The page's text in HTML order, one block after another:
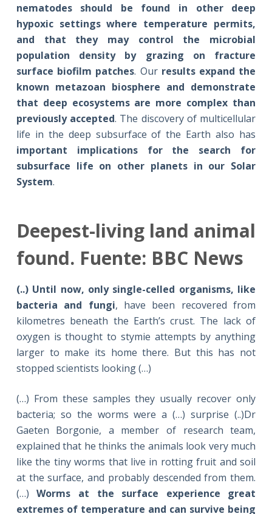
nematodes should be found in other deep
hypoxic settings where temperature permits,
and that they may control the microbial
population density by grazing on fracture
surface biofilm patches. Our results expand the
known metazoan biosphere and demonstrate
that deep ecosystems are more complex than
previously accepted. The discovery of multicellular
life in the deep subsurface of the Earth also has
important implications for the search for
subsurface life on other planets in our Solar
System.
Deepest-living land animal
found. Fuente: BBC News
(..) Until now, only single-celled organisms, like
bacteria and fungi, have been recovered from
kilometres beneath the Earth’s crust. The lack of
oxygen is thought to stymie attempts by anything
larger to make its home there. But this has not
stopped scientists looking (…)
(…) From these samples they usually recover only
bacteria; so the worms were a (…) surprise (..)Dr
Gaeten Borgonie, a member of research team,
explained that he thinks the animals look very much
like the tiny worms that live in rotting fruit and soil
at the surface, and probably descended from them.
(…)Worms at the surface experience great
extremes of temperature and can survive being